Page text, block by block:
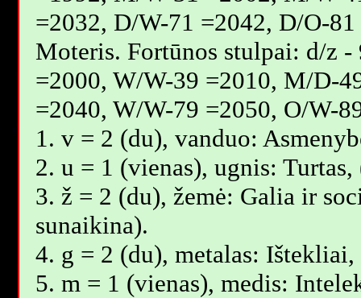
=2032, D/W-71 =2042, D/O-
Moteris. Fortūnos stulpai: d/z
=2000, W/W-39 =2010, M/D-
=2040, W/W-79 =2050, O/W-
1. v = 2 (du), vanduo:
2. u = 1 (vienas), ugnis:
3. ž = 2 (du), žemė: Galia ir
sunaikina).
4. g = 2 (du), metalas:
5. m = 1 (vienas), medis: